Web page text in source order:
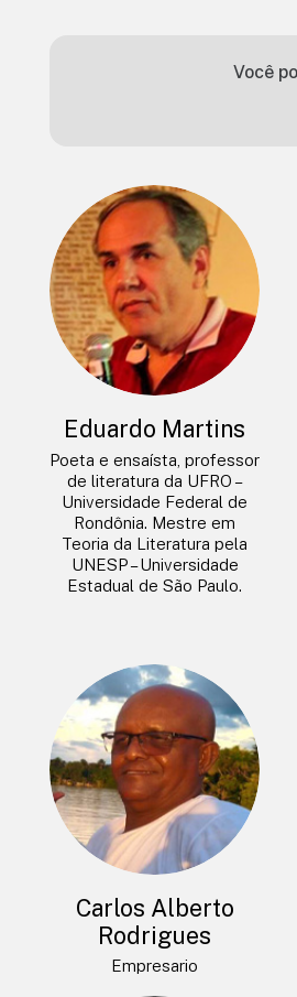
Você
Eduardo Martins
Poeta e ensaísta, professor
de literatura da UFRO –
Universidade Federal de
Rondônia. Mestre em
Teoria da Literatura pela
UNESP – Universidade
Estadual de São Paulo.
Carlos Alberto
Rodrigues
Empresario